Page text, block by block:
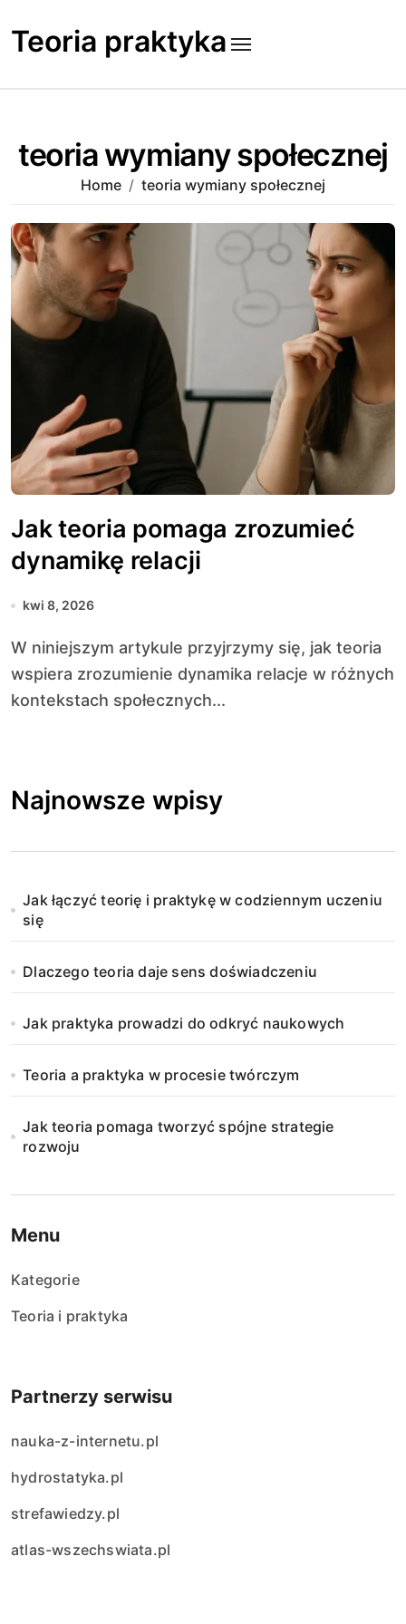
to
content
Teoria praktyka
teoria wymiany społecznej
Home teoria wymiany społecznej
Jak teoria pomaga zrozumieć
dynamikę relacji
kwi 8, 2026
W niniejszym artykule przyjrzymy się, jak teoria
wspiera zrozumienie dynamika relacje w różnych
kontekstach społecznych...
Najnowsze wpisy
Jak łączyć teorię i praktykę w codziennym uczeniu
się
Dlaczego teoria daje sens doświadczeniu
Jak praktyka prowadzi do odkryć naukowych
Teoria a praktyka w procesie twórczym
Jak teoria pomaga tworzyć spójne strategie
rozwoju
Menu
Kategorie
Teoria i praktyka
Partnerzy serwisu
nauka-z-internetu.pl
hydrostatyka.pl
strefawiedzy.pl
atlas-wszechswiata.pl